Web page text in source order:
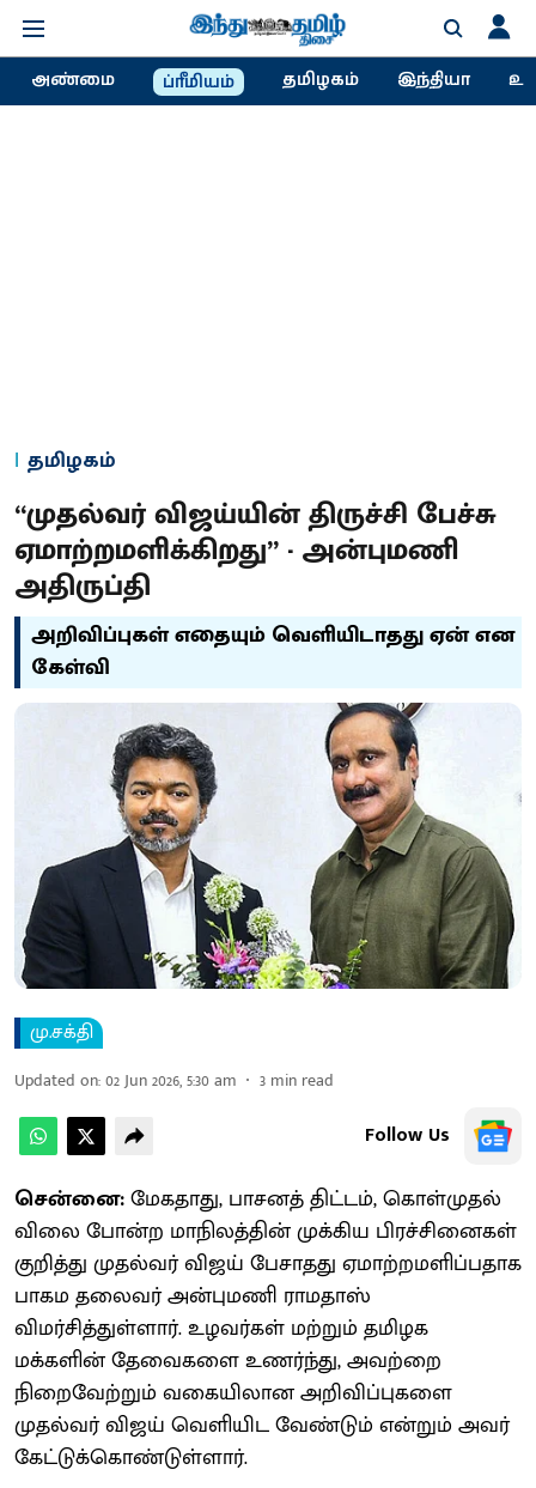
அண்மை ப்ரீமியம் தமிழகம் இந்தியா
தமிழகம்
“முதல்வர் விஜய்யின் திருச்சி பேச்சு
ஏமாற்றமளிக்கிறது” - அன்புமணி
அதிருப்தி
அறிவிப்புகள் எதையும் வெளியிடாதது ஏன் என
கேள்வி
மு.சக்தி
Updated on:02 Jun 2026, 5:30 am 3 min read
Follow Us
சென்னை:மேகதாது, பாசனத் திட்டம், கொள்முதல்
விலை போன்ற மாநிலத்தின் முக்கிய பிரச்சினைகள்
குறித்து முதல்வர் விஜய் பேசாதது ஏமாற்றமளிப்பதாக
பாகம தலைவர் அன்புமணி ராமதாஸ்
விமர்சித்துள்ளார். உழவர்கள் மற்றும் தமிழக
மக்களின் தேவைகளை உணர்ந்து, அவற்றை
நிறைவேற்றும் வகையிலான அறிவிப்புகளை
முதல்வர் விஜய் வெளியிட வேண்டும் என்றும் அவர்
கேட்டுக்கொண்டுள்ளார்.